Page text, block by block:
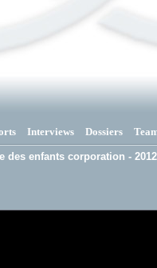
Interviews Dossiers
des enfants corporation -